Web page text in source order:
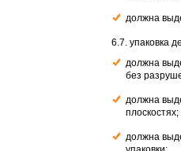
должна
6.7. упаковка
должна
без
должна
плоскостях;
должна